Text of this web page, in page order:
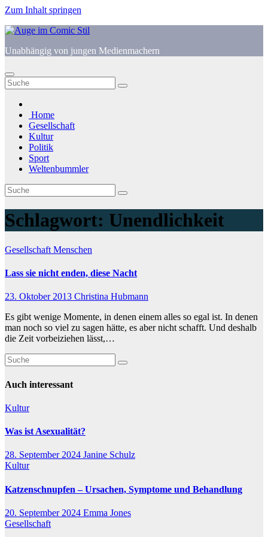
Zum Inhalt springen
Unabhängig von jungen Medienmachern
Home
Gesellschaft
Kultur
Politik
Sport
Weltenbummler
Schlagwort: Unendlichkeit
Gesellschaft Menschen
Lass sie nicht enden, diese Nacht
23. Oktober 2013 Christina Hubmann
Es gibt wenige Momente, in denen einem alles so egal ist. In denen
man noch so viel zu sagen hätte, es aber nicht schafft. Und deshalb
die Zeit vorbeiziehen lässt,…
Auch interessant
Kultur
Was ist Asexualität?
28. September 2024 Janine Schulz
Kultur
Katzenschnupfen – Ursachen, Symptome und Behandlung
20. September 2024 Emma Jones
Gesellschaft